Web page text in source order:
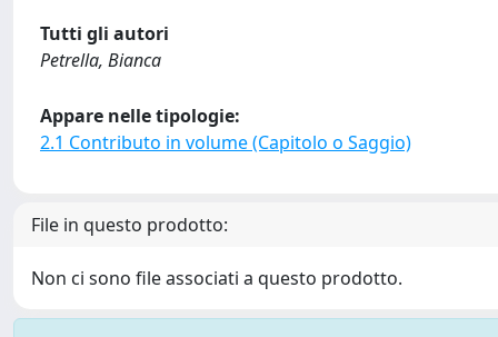
Tutti gli autori
Petrella, Bianca
Appare nelle tipologie:
2.1 Contributo in volume (Capitolo o Saggio)
File in questo prodotto:
Non ci sono file associati a questo prodotto.